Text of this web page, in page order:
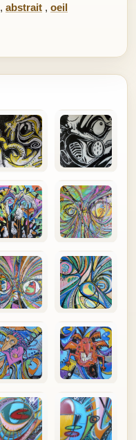
, abstrait , oeil